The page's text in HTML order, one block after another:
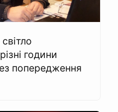
години
попередження